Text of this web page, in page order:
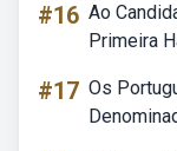
#16 Ao
Primeira
#17 Os